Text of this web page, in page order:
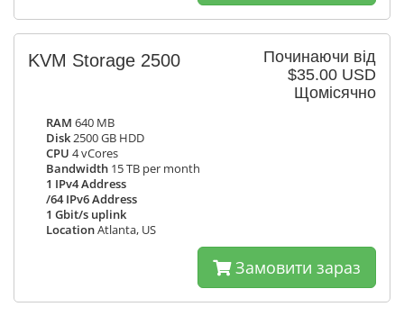
Починаючи від
$35.00 USD
Щомісячно
KVM Storage 2500
RAM 640 MB
Disk2500 GB HDD
CPU 4 vCores
Bandwidth 15 TB per month
1 IPv4 Address
/64 IPv6 Address
1 Gbit/s uplink
LocationAtlanta, US
Замовити зараз